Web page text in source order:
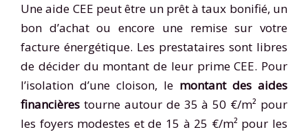
Une aide CEE peut être un prêt à taux bonifié, un
bon d’achat ou encore une remise sur votre
facture énergétique. Les prestataires sont libres
de décider du montant de leur prime CEE. Pour
l’isolation d’une cloison, le montant des aides
financières tourne autour de 35 à 50 €/m² pour
les foyers modestes et de 15 à 25 €/m² pour les